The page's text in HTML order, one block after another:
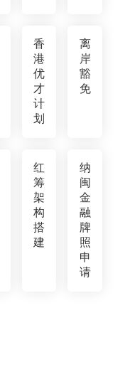
香
港
优
才
计
划
离
岸
豁
免
红
筹
架
构
搭
建
纳
闽
金
融
牌
照
申
请